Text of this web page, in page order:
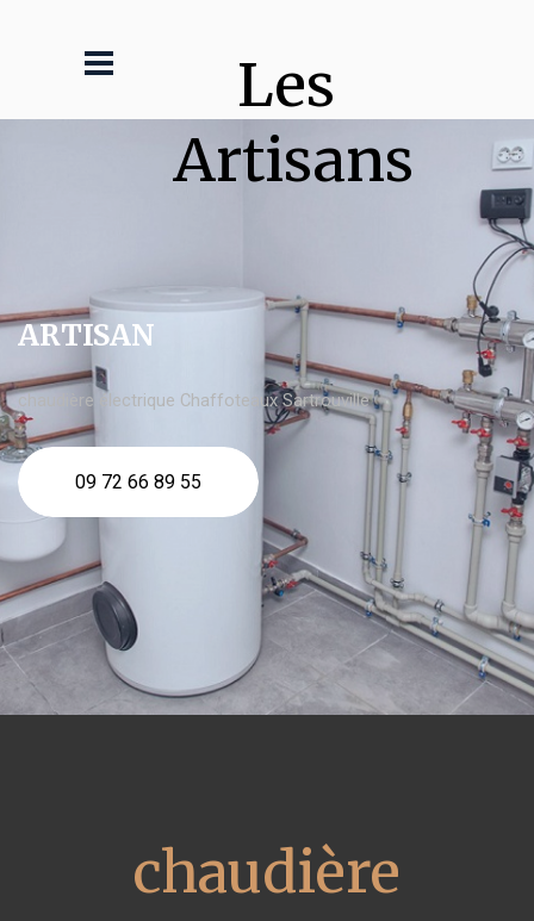
Les
Artisans
ARTISAN
chaudière électrique Chaffoteaux Sartrouville
09 72 66 89 55
chaudière